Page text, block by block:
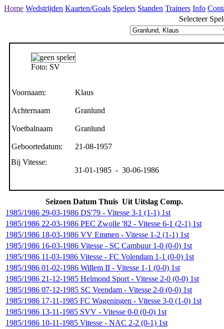
Home Wedstrijden Kaarten/Goals Spelers Standen Trainers Info
Selecteer
Foto: SV
Voornaam: Klaus
Achternaam Granlund
Voetbalnaam Granlund
Geboortedatum:
21-08-1957
Bij Vitesse:
31-01-1985 - 30-06-1986
Seizoen Datum Thuis Uit Uitslag Comp.
1985/1986 29-03-1986 DS'79 - Vitesse 3-1 (1-1) 1st
1985/1986 22-03-1986 PEC Zwolle '82 - Vitesse 6-1 (2-1) 1st
1985/1986 18-03-1986 VV Emmen - Vitesse 1-2 (1-1) 1st
1985/1986 16-03-1986 Vitesse - SC Cambuur 1-0 (0-0) 1st
1985/1986 11-03-1986 Vitesse - FC Volendam 1-1 (0-0) 1st
1985/1986 01-02-1986 Willem II - Vitesse 1-1 (0-0) 1st
1985/1986 21-12-1985 Helmond Sport - Vitesse 2-0 (0-0) 1st
1985/1986 07-12-1985 SC Veendam - Vitesse 2-0 (0-0) 1st
1985/1986 17-11-1985 FC Wageningen - Vitesse 3-0 (1-0) 1st
1985/1986 13-11-1985 SVV - Vitesse 0-0 (0-0) 1st
1985/1986 10-11-1985 Vitesse - NAC 2-2 (0-1) 1st